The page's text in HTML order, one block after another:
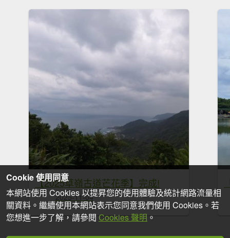
【2025草嶺古道芒花季】完成!
2025-11-04
Cookie 使用同意
本網站使用 Cookies 以提昇您的使用體驗及統計網路流量相
關資料。繼續使用本網站表示您同意我們使用 Cookies。若
您想進一步了解，請參閱 Cookies 聲明 。